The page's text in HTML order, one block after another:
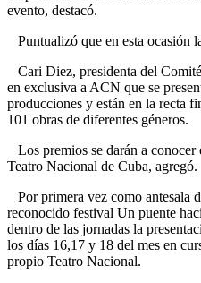
evento, destacó.
Puntualizó que en esta ocasión
Cari Diez, presidenta del
en exclusiva a ACN que se
producciones y están en la recta
101 obras de diferentes géneros.
Los premios se darán a
Teatro Nacional de Cuba, agregó.
Por primera vez como antesala
reconocido festival Un puente
dentro de las jornadas la
los días 16,17 y 18 del mes en
propio Teatro Nacional.